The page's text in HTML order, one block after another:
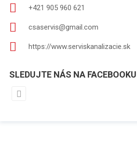
+421 905 960 621
csaservis@gmail.com
https://www.serviskanalizacie.sk
SLEDUJTE NÁS NA FACEBOOKU